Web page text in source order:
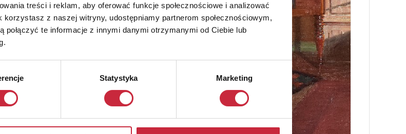
treści i reklam, aby oferować funkcje społecznościowe i analizować
z naszej witryny, udostępniamy partnerom społecznościowym,
te informacje z innymi danymi otrzymanymi od Ciebie lub
Statystyka Marketing